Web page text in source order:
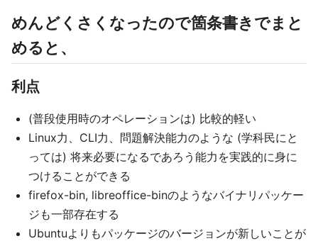
めんどくさくなったので箇条書きでまと
めると、
利点
(普段使用時のオペレーションは) 比較的軽い
Linux力、CLI力、問題解決能力のような (学科民にと
っては) 将来必要になるであろう能力を実践的に身に
つけることができる
firefox-bin, libreoffice-binのようなバイナリパッケー
ジも一部存在する
Ubuntuよりもパッケージのバージョンが新しいことが